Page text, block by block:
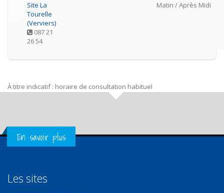
Site La
Tourelle
(Verviers)
087 21
26 54
Matin / Après Midi
À titre indicatif : horaire de consultation habituel
Get in Touch
En savoir plus
Les sites